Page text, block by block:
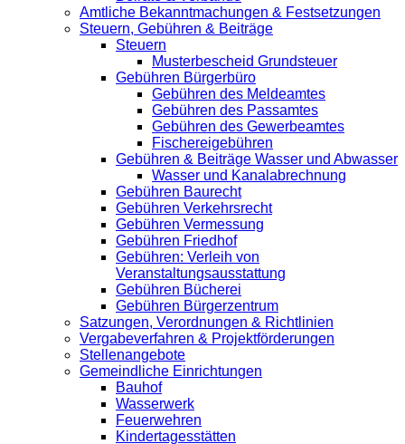
Amtliche Bekanntmachungen & Festsetzungen
Steuern, Gebühren & Beiträge
Steuern
Musterbescheid Grundsteuer
Gebühren Bürgerbüro
Gebühren des Meldeamtes
Gebühren des Passamtes
Gebühren des Gewerbeamtes
Fischereigebühren
Gebühren & Beiträge Wasser und Abwasser
Wasser und Kanalabrechnung
Gebühren Baurecht
Gebühren Verkehrsrecht
Gebühren Vermessung
Gebühren Friedhof
Gebühren: Verleih von
Veranstaltungsausstattung
Gebühren Bücherei
Gebühren Bürgerzentrum
Satzungen, Verordnungen & Richtlinien
Vergabeverfahren & Projektförderungen
Stellenangebote
Gemeindliche Einrichtungen
Bauhof
Wasserwerk
Feuerwehren
Kindertagesstätten